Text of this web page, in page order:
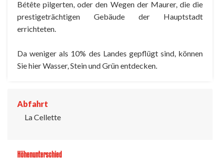
Bétête pilgerten, oder den Wegen der Maurer, die die
prestigeträchtigen Gebäude der Hauptstadt
errichteten.
Da weniger als 10% des Landes gepflügt sind, können
Sie hier Wasser, Stein und Grün entdecken.
Abfahrt
La Cellette
Höhenunterschied